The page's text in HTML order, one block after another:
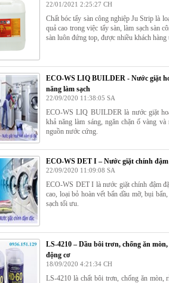
22/01/2021 2:25:27 CH
Chất bóc tẩy sàn công nghiệp Ju Strip là
quả cao trong việc tẩy sàn, làm sạch sàn
sàn luôn đứng top, được nhiều khách hàng
ECO-WS LIQ BUILDER - Nước giặt
năng làm sạch
22/09/2020 11:38:05 SA
ECO-WS LIQ BUILDER là nước giặt
khả năng làm sáng, ngăn chặn ố vàng
nguồn nước cứng.
ECO-WS DET I – Nước giặt chính
22/09/2020 11:09:08 SA
ECO-WS DET I là nước giặt chính đậm
cao, loại bỏ hoàn vết bẩn dầu mỡ, bụi
sạch tối ưu.
LS-4210 – Dầu bôi trơn, chống ăn
động cơ
18/09/2020 4:21:34 CH
LS-4210 là chất bôi trơn, chống ăn mòn,